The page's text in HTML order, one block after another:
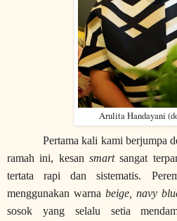
Arulita Handayani
Pertama kali kami berjumpa
ramah ini, kesan smartsangat
tertata rapi dan sistematis.
menggunakan warna beige , navy
sosok yang selalu setia